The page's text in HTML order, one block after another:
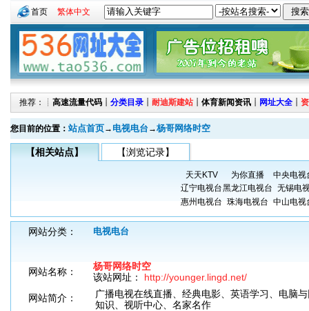
首页 繁体中文
推荐：┊ 高速流量代码 ┊ 分类目录 ┊ 耐迪斯建站 ┊ 体育新闻资讯 ┊ 网址大全 ┊
您目前的位置： 站点首页→ 电视电台 →杨哥网络时空
【相关站点】 【浏览记录】
天天KTV 为你直播
中央电视
辽宁电视台黑龙江电视台 无锡电
惠州电视台 珠海电视台 中山电视
网站分类： 电视电台
网站名称：
杨哥网络时空
该站网址： http://younger.lingd.net/
网站简介：
广播电视在线直播、经典电影、英语学习、电脑
知识、视听中心、名家名作